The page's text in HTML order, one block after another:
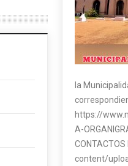
la
https://
A-
content/